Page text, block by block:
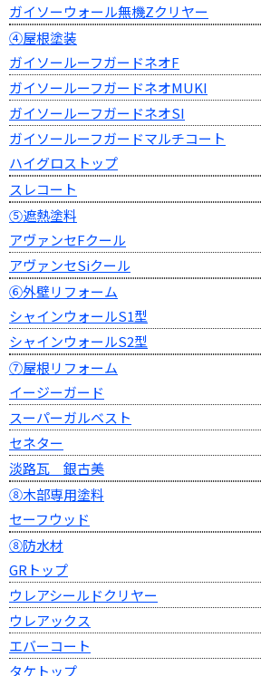
ガイソーウォール無機Zクリヤー
④屋根塗装
ガイソールーフガードネオF
ガイソールーフガードネオMUKI
ガイソールーフガードネオSI
ガイソールーフガードマルチコート
ハイグロストップ
スレコート
⑤遮熱塗料
アヴァンセFクール
アヴァンセSiクール
⑥外壁リフォーム
シャインウォールS1型
シャインウォールS2型
⑦屋根リフォーム
イージーガード
スーパーガルベスト
セネター
淡路瓦 銀古美
⑧木部専用塗料
セーフウッド
⑧防水材
GRトップ
ウレアシールドクリヤー
ウレアックス
エバーコート
タケトップ